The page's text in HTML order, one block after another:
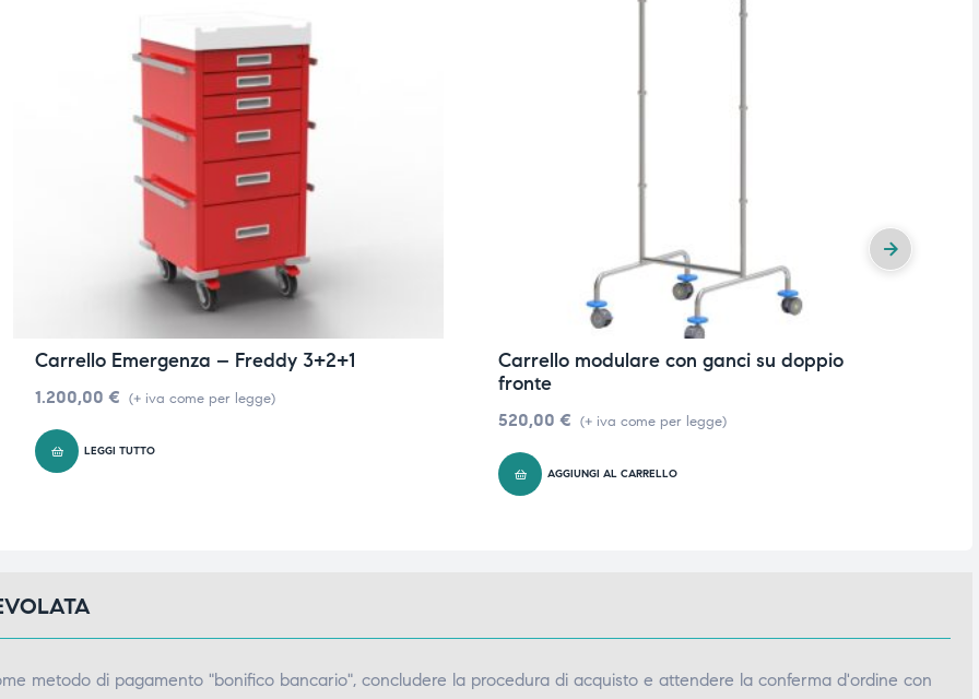
Carrello Emergenza – Freddy 3+2+1
1.200,00 € (+ iva come per legge)
LEGGI TUTTO
Carrello modulare con ganci su doppio
fronte
520,00 € (+ iva come per legge)
AGGIUNGI AL CARRELLO
metodo di pagamento "bonifico bancario", concludere la procedura di acquisto e attendere la conferma d'ordine con